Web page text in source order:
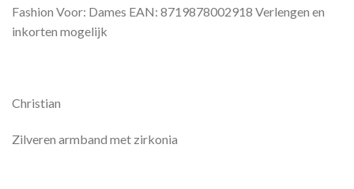
Fashion Voor: Dames EAN: 8719878002918 Verlengen en
inkorten mogelijk
Christian
Zilveren armband met zirkonia